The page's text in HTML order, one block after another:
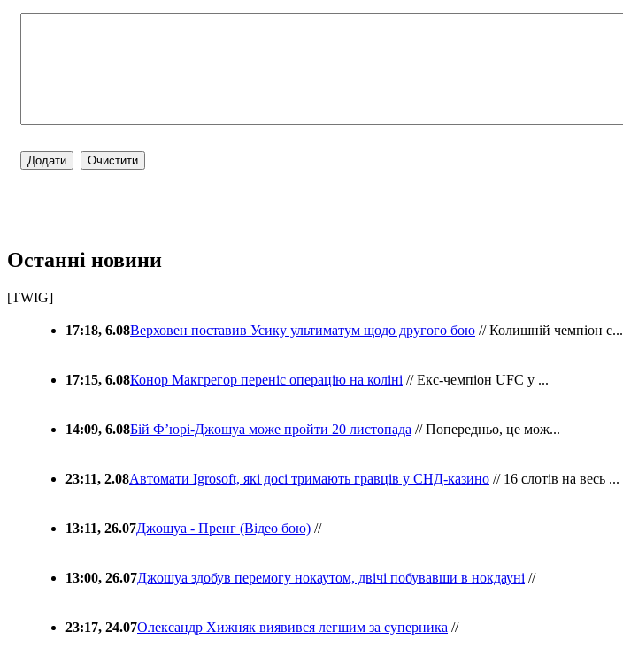
Останні новини
[TWIG]
17:18, 6.08Верховен поставив Усику ультиматум щодо другого бою // Колишній чемпіон с...
17:15, 6.08Конор Макгрегор переніс операцію на коліні // Екс-чемпіон UFC у ...
14:09, 6.08Бій Ф’юрі-Джошуа може пройти 20 листопада // Попередньо, це мож...
23:11, 2.08Автомати Igrosoft, які досі тримають гравців у СНД-казино // 16 слотів на весь ...
13:11, 26.07Джошуа - Пренг (Відео бою) //
13:00, 26.07Джошуа здобув перемогу нокаутом, двічі побувавши в нокдауні //
23:17, 24.07Олександр Хижняк виявився легшим за суперника //